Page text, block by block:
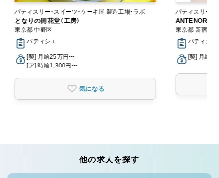
パティスリー・スイーツ・ケーキ屋 製造工場・ラボ
となりの開花堂（工房）
東京都 中野区
パティシエ
[契] 月給25万円〜
[ア] 時給1,300円〜
気になる
ANTENOR（
東京都 新宿区
パティシエ
[契] 月給
他の求人を探す